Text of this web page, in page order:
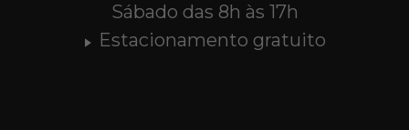
Sábado das 8h às 17h
Estacionamento gratuito